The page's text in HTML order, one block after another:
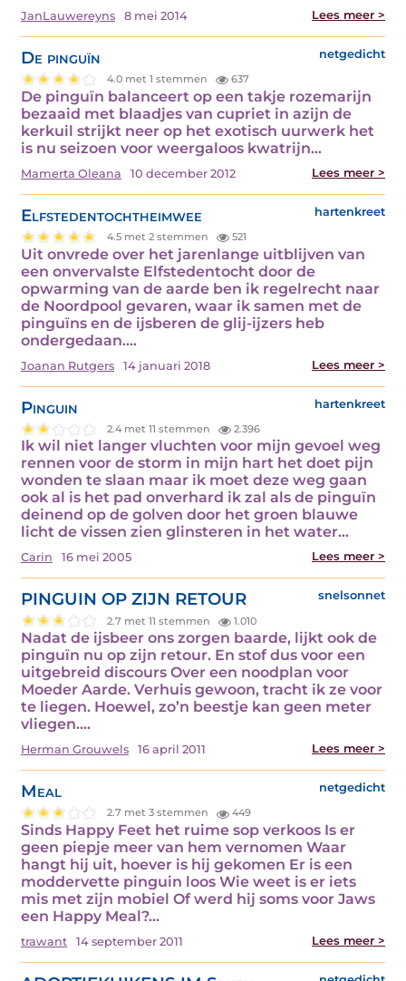
JanLauwereyns 8 mei 2014 Lees meer >
De pinguïn netgedicht
4.0 met 1 stemmen 637
De pinguïn balanceert op een takje rozemarijn
bezaaid met blaadjes van cupriet in azijn de
kerkuil strijkt neer op het exotisch uurwerk het
is nu seizoen voor weergaloos kwatrijn…
Mamerta Oleana 10 december 2012 Lees meer >
Elfstedentochtheimwee hartenkreet
4.5 met 2 stemmen 521
Uit onvrede over het jarenlange uitblijven van
een onvervalste Elfstedentocht door de
opwarming van de aarde ben ik regelrecht naar
de Noordpool gevaren, waar ik samen met de
pinguïns en de ijsberen de glij-ijzers heb
ondergedaan.…
Joanan Rutgers 14 januari 2018 Lees meer >
Pinguin hartenkreet
2.4 met 11 stemmen 2.396
Ik wil niet langer vluchten voor mijn gevoel weg
rennen voor de storm in mijn hart het doet pijn
wonden te slaan maar ik moet deze weg gaan
ook al is het pad onverhard ik zal als de pinguïn
deinend op de golven door het groen blauwe
licht de vissen zien glinsteren in het water…
Carin 16 mei 2005 Lees meer >
PINGUIN OP ZIJN RETOUR snelsonnet
2.7 met 11 stemmen 1.010
Nadat de ijsbeer ons zorgen baarde, lijkt ook de
pinguïn nu op zijn retour. En stof dus voor een
uitgebreid discours Over een noodplan voor
Moeder Aarde. Verhuis gewoon, tracht ik ze voor
te liegen. Hoewel, zo’n beestje kan geen meter
vliegen.…
Herman Grouwels 16 april 2011 Lees meer >
Meal netgedicht
2.7 met 3 stemmen 449
Sinds Happy Feet het ruime sop verkoos Is er
geen piepje meer van hem vernomen Waar
hangt hij uit, hoever is hij gekomen Er is een
moddervette pinguin loos Wie weet is er iets
mis met zijn mobiel Of werd hij soms voor Jaws
een Happy Meal?…
trawant 14 september 2011 Lees meer >